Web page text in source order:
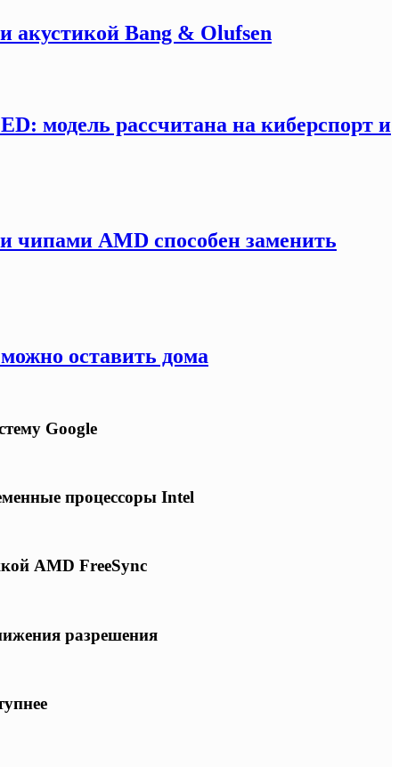
акустикой Bang & Olufsen
модель рассчитана на киберспорт и
AMD способен заменить
оставить дома
Google
процессоры Intel
AMD FreeSync
разрешения